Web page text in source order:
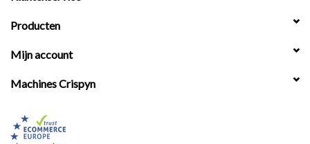
Producten
Mijn account
Machines Crispyn